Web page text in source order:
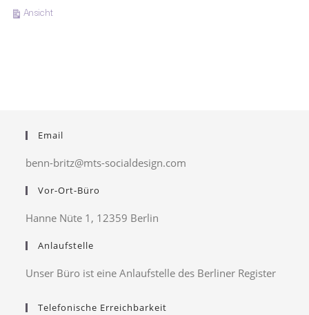
Ansichtausdrucken
Email
benn-britz@mts-socialdesign.com
Vor-Ort-Büro
Hanne Nüte 1, 12359 Berlin
Anlaufstelle
Unser Büro ist eine Anlaufstelle des Berliner Register
Telefonische Erreichbarkeit